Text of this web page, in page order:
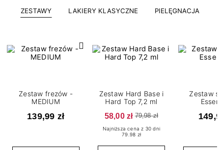
ZESTAWY LAKIERY KLASYCZNE PIELĘGNACJA
Zestaw frezów -
MEDIUM
139,99 zł
Zestaw Hard Base i
Hard Top 7,2 ml
58,00 zł 79,98 zł
Najniższa cena z 30 dni
79.98 zł
Zestaw